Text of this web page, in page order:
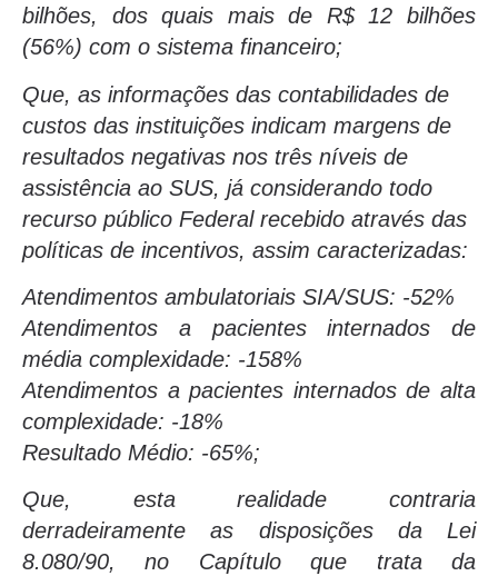
bilhões, dos quais mais de R$ 12 bilhões
(56%) com o sistema financeiro;
Que, as informações das contabilidades de
custos das instituições indicam margens de
resultados negativas nos três níveis de
assistência ao SUS, já considerando todo
recurso público Federal recebido através das
políticas de incentivos, assim caracterizadas:
Atendimentos ambulatoriais SIA/SUS: -52%
Atendimentos a pacientes internados de
média complexidade: -158%
Atendimentos a pacientes internados de alta
complexidade: -18%
Resultado Médio: -65%;
Que, esta realidade contraria
derradeiramente as disposições da Lei
8.080/90, no Capítulo que trata da